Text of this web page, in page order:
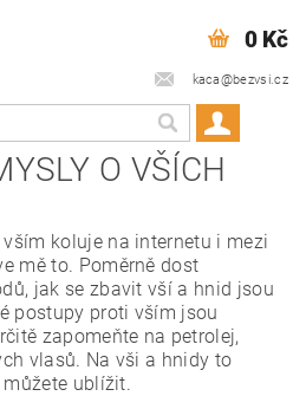
kaca@bezvsi.cz
0 Kč
O VŠÍCH
koluje na internetu i mezi
mě to. Poměrně dost
jak se zbavit vší a hnid jsou
postupy proti vším jsou
zapomeňte na petrolej,
vlasů. Na vši a hnidy to
ublížit.